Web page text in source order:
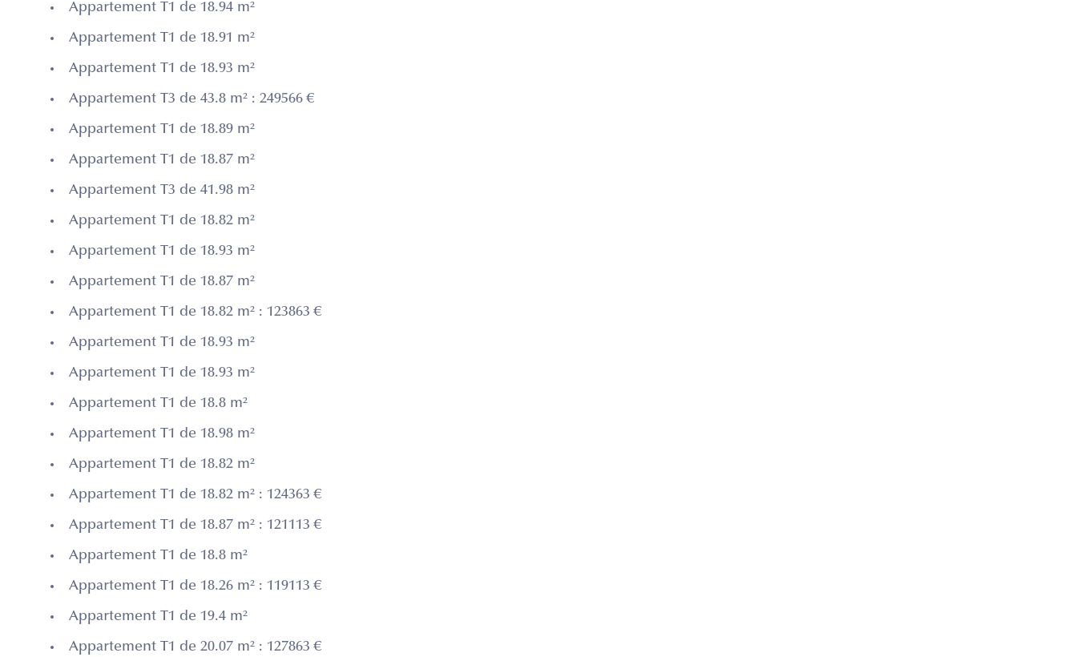
Appartement T1 de 18.94 m²
Appartement T1 de 18.91 m²
Appartement T1 de 18.93 m²
Appartement T3 de 43.8 m² : 249566 €
Appartement T1 de 18.89 m²
Appartement T1 de 18.87 m²
Appartement T3 de 41.98 m²
Appartement T1 de 18.82 m²
Appartement T1 de 18.93 m²
Appartement T1 de 18.87 m²
Appartement T1 de 18.82 m² : 123863 €
Appartement T1 de 18.93 m²
Appartement T1 de 18.93 m²
Appartement T1 de 18.8 m²
Appartement T1 de 18.98 m²
Appartement T1 de 18.82 m²
Appartement T1 de 18.82 m² : 124363 €
Appartement T1 de 18.87 m² : 121113 €
Appartement T1 de 18.8 m²
Appartement T1 de 18.26 m² : 119113 €
Appartement T1 de 19.4 m²
Appartement T1 de 20.07 m² : 127863 €